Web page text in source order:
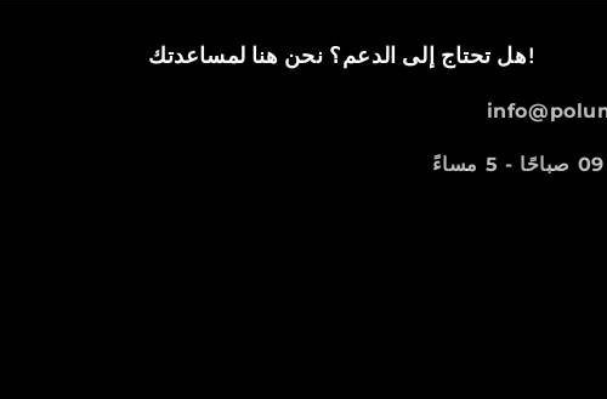
هل تحتاج إلى الدعم؟نحن هنا لمساعدتك!
09 صباحًا - 5 مساءً